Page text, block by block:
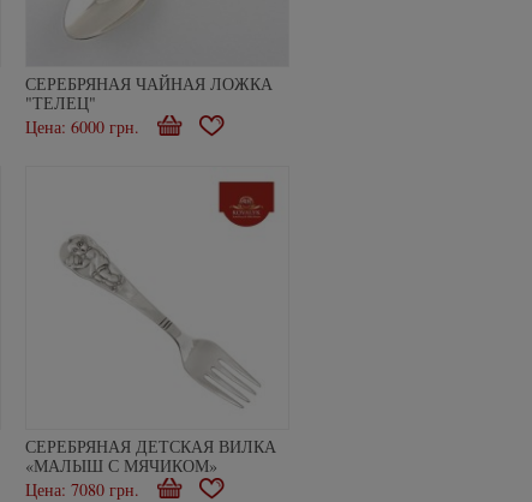
СЕРЕБРЯНАЯ ЧАЙНАЯ ЛОЖКА
"ТЕЛЕЦ"
Цена: 6000 грн.
В
В
СЕРЕБРЯНАЯ ДЕТСКАЯ ВИЛКА
«МАЛЫШ С МЯЧИКОМ»
Цена: 7080 грн.
В
В